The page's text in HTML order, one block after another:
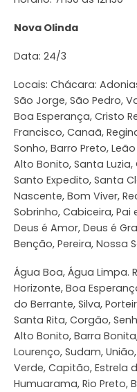
Nova Olinda
Data: 24/3
Locais: Chácara:
São Jorge, São Pedro,
Boa Esperança, Cristo
Francisco, Canaã,
Sonho, Barro Preto,
Alto Bonito, Santa
Santo Expedito, Santa
Nascente, Bom Viver,
Sobrinho, Cabiceira, Pai
Deus é Amor, Deus é
Benção, Pereira, Nossa
Água Boa, Água Limpa.
Horizonte, Boa
do Berrante, Silva,
Santa Rita, Corgão,
Alto Bonito, Barra
Lourenço, Sudam,
Verde, Capitão, Estrela
Humuarama, Rio Preto,